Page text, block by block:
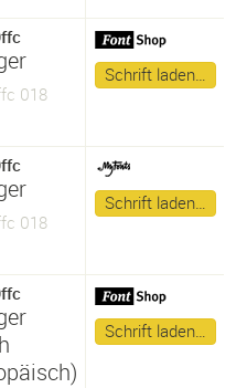
018
Schrift laden…
018
Schrift laden…
Schrift laden…